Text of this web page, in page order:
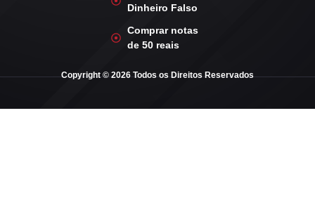
Dinheiro Falso
Comprar notas
de 50 reais
Copyright © 2026 Todos os Direitos Reservados